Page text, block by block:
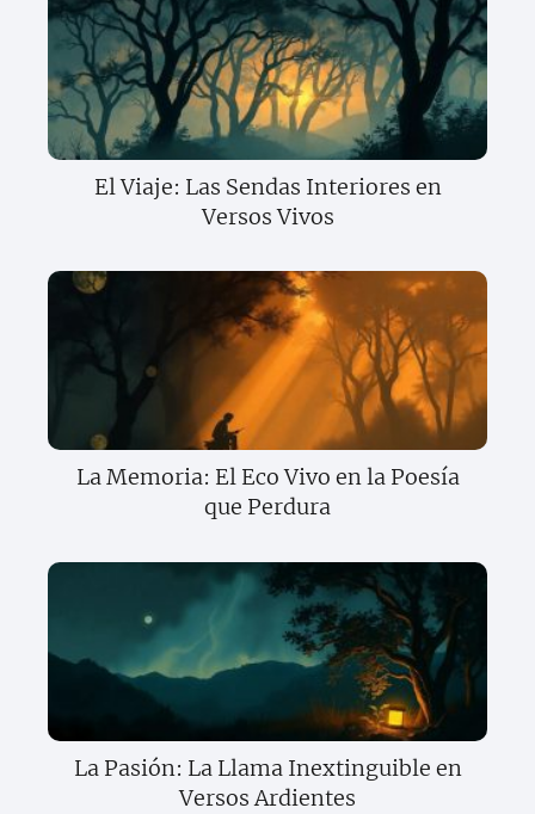
El Viaje: Las Sendas Interiores en
Versos Vivos
La Memoria: El Eco Vivo en la Poesía
que Perdura
La Pasión: La Llama Inextinguible en
Versos Ardientes